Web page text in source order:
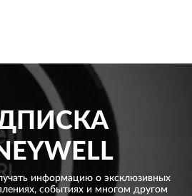
информацию о эксклюзивных
событиях и многом другом